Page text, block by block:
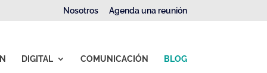
Nosotros Agenda una reunión
DIGITAL COMUNICACIÓN BLOG